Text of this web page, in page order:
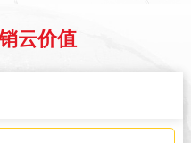
云价值